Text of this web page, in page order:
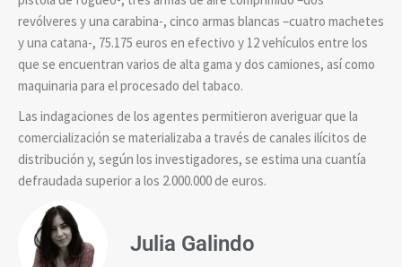
revólveres y una carabina-, cinco armas blancas –cuatro machetes
y una catana-, 75.175 euros en efectivo y 12 vehículos entre los
que se encuentran varios de alta gama y dos camiones, así como
maquinaria para el procesado del tabaco.
Las indagaciones de los agentes permitieron averiguar que la
comercialización se materializaba a través de canales ilícitos de
distribución y, según los investigadores, se estima una cuantía
defraudada superior a los 2.000.000 de euros.
Julia Galindo